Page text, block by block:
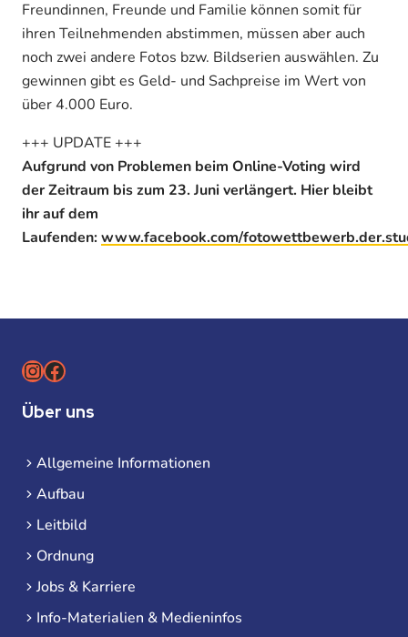
Freundinnen, Freunde und Familie können somit für
ihren Teilnehmenden abstimmen, müssen aber auch
noch zwei andere Fotos bzw. Bildserien auswählen. Zu
gewinnen gibt es Geld- und Sachpreise im Wert von
über 4.000 Euro.
+++ UPDATE +++
Aufgrund von Problemen beim Online-Voting wird
der Zeitraum bis zum 23. Juni verlängert. Hier bleibt
ihr auf dem
Laufenden:www.facebook.com/
Instagram
Facebook
Über uns
Allgemeine Informationen
Aufbau
Leitbild
Ordnung
Jobs & Karriere
Info-Materialien & Medieninfos